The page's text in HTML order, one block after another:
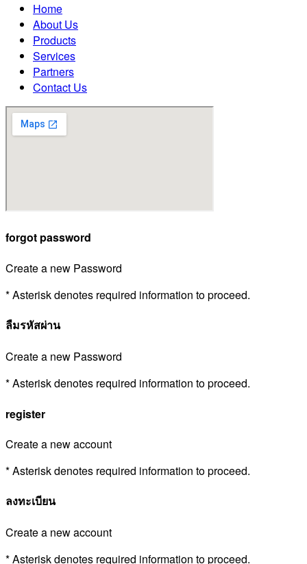
Home
About Us
Products
Services
Partners
Contact Us
forgot password
Create a new Password
* Asterisk denotes required information to proceed.
ลืมรหัสผ่าน
Create a new Password
* Asterisk denotes required information to proceed.
register
Create a new account
* Asterisk denotes required information to proceed.
ลงทะเบียน
Create a new account
* Asterisk denotes required information to proceed.